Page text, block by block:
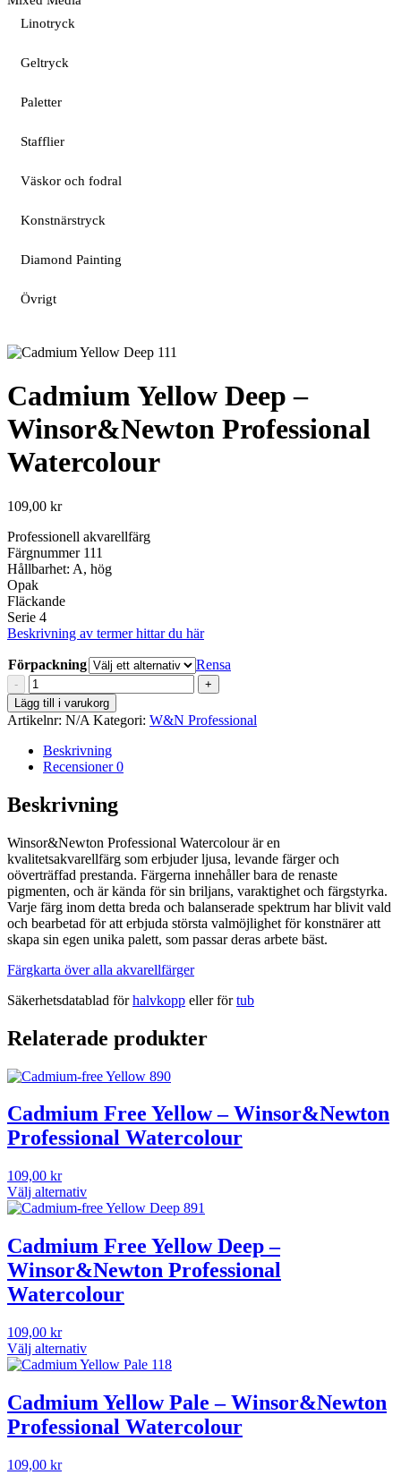
Linotryck
Geltryck
Paletter
Stafflier
Väskor och fodral
Konstnärstryck
Diamond Painting
Övrigt
Cadmium Yellow Deep –
Winsor&Newton Professional
Watercolour
109,00 kr
Professionell akvarellfärg
Färgnummer 111
Hållbarhet: A, hög
Opak
Fläckande
Serie 4
Beskrivning av termer hittar du här
Förpackning Rensa
-
Cadmium
Yellow
Deep
-
Winsor&Newton
Professional
Watercolour
mängd
+
Lägg till i varukorg
Artikelnr: N/A Kategori: W&N Professional
Beskrivning
Recensioner0
Beskrivning
Winsor&Newton Professional Watercolour är en
kvalitetsakvarellfärg som erbjuder ljusa, levande färger och
oöverträffad prestanda. Färgerna innehåller bara de renaste
pigmenten, och är kända för sin briljans, varaktighet och färgstyrka.
Varje färg inom detta breda och balanserade spektrum har blivit vald
och bearbetad för att erbjuda största valmöjlighet för konstnärer att
skapa sin egen unika palett, som passar deras arbete bäst.
Färgkarta över alla akvarellfärger
Säkerhetsdatablad förhalvkopp eller förtub
Relaterade produkter
Cadmium Free Yellow – Winsor&Newton
Professional Watercolour
109,00 kr
Välj alternativ
Den
produkten
har
flera
varianter.
De
alternativen
kan
väljas
produktsidan
Cadmium Free Yellow Deep –
Winsor&Newton Professional
Watercolour
109,00 kr
Välj alternativ
Den
produkten
har
flera
De
Cadmium Yellow Pale – Winsor&Newton
Professional Watercolour
109,00 kr